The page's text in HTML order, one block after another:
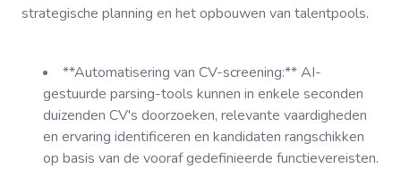
strategische planning en het opbouwen van talentpools.
**Automatisering van CV-screening:** AI-
gestuurde parsing-tools kunnen in enkele seconden
duizenden CV's doorzoeken, relevante vaardigheden
en ervaring identificeren en kandidaten rangschikken
op basis van de vooraf gedefinieerde functievereisten.